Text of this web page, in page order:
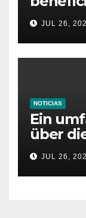
bonus
JUL 26,
NOTICIAS
Ein
über
JUL 26,